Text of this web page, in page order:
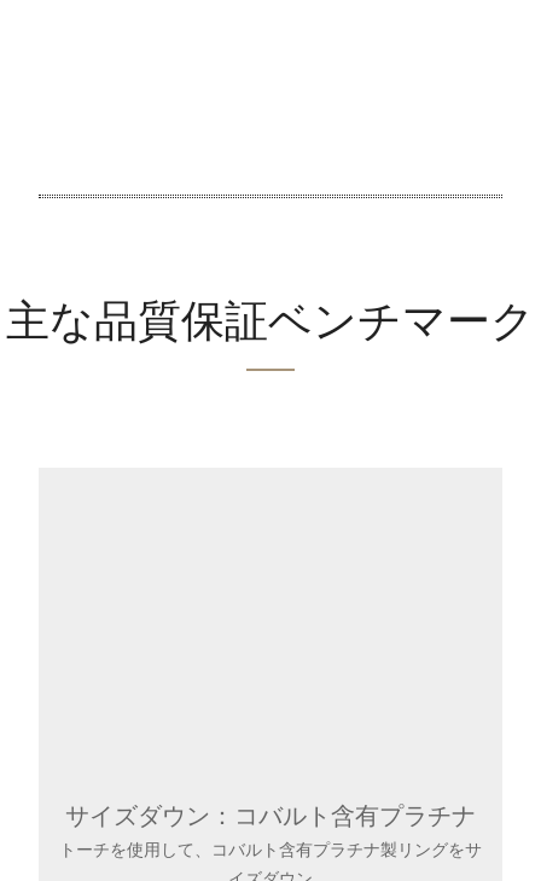
主な品質保証ベンチマーク
サイズダウン：コバルト含有プラチナ
トーチを使用して、コバルト含有プラチナ製リングをサ